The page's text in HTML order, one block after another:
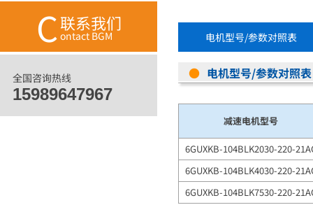
C联系我们
ontact BGM
全国咨询热线
15989647967
电机型号/参数对照表
● 电机型号/参数对照表
减速电机型号
6GUXKB-104BLK2030-220-
6GUXKB-104BLK4030-220-
6GUXKB-104BLK7530-220-